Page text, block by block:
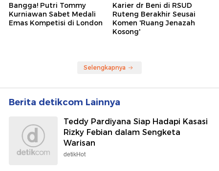
Bangga! Putri Tommy
Kurniawan Sabet Medali
Emas Kompetisi di London
Karier dr Beni di RSUD
Ruteng Berakhir Seusai
Komen 'Ruang Jenazah
Kosong'
Selengkapnya
Berita detikcom Lainnya
Teddy Pardiyana Siap Hadapi Kasasi
Rizky Febian dalam Sengketa
Warisan
detikHot